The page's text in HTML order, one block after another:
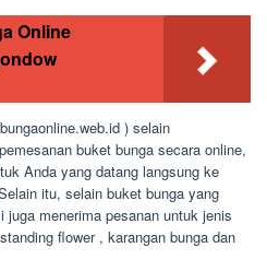
Online
) selain
buket bunga secara online,
Anda yang datang langsung ke
itu, selain buket bunga yang
menerima pesanan untuk jenis
flower , karangan bunga dan